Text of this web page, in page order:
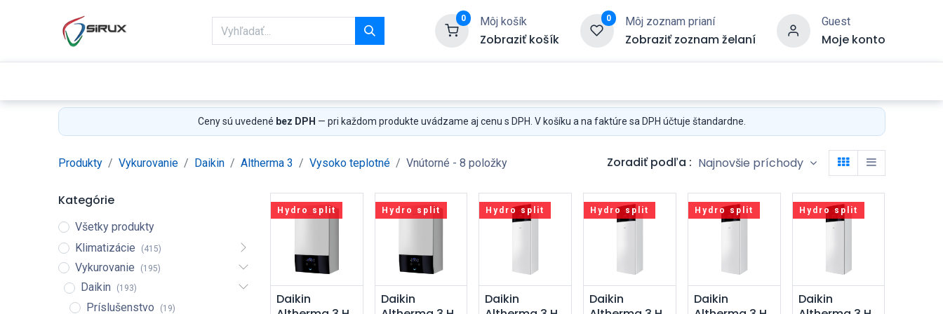
0 Môj košík
Zobraziť košík
0 Môj zoznam prianí
Zobraziť zoznam želaní
Guest
Moje konto
Ceny sú uvedené bez DPH — pri každom produkte uvádzame aj cenu s DPH. V košíku a na faktúre sa DPH účtuje štandardne.
Produkty Vykurovanie Daikin Altherma 3 Vysoko teplotné Vnútorné - 8 položky Zoradiť podľa : Najnovšie príchody
Kategórie
Všetky produkty
Klimatizácie
(415)
Vykurovanie (195)
Daikin (193)
Príslušenstvo (19)
Hydro split
Pridať do
Daikin
Hydro split
Pridať do
Daikin
Hydro split
Pridať do
Daikin
Hydro split
Pridať do
Daikin
Hydro split
Pridať do
Daikin
Hydro split
Pridať do
Daikin